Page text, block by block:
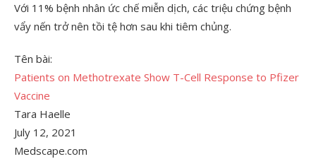
Với 11% bệnh nhân ức chế miễn dịch, các triệu chứng bệnh
vẩy nến trở nên tồi tệ hơn sau khi tiêm chủng.
Tên bài:
Patients on Methotrexate Show T-Cell Response to Pfizer
Vaccine
Tara Haelle
July 12, 2021
Medscape.com